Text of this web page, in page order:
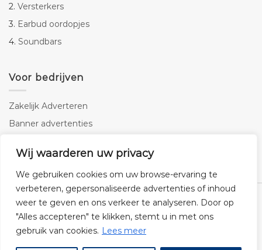
Wij waarderen uw privacy
We gebruiken cookies om uw browse-ervaring te
verbeteren, gepersonaliseerde advertenties of inhoud
weer te geven en ons verkeer te analyseren. Door op
"Alles accepteren" te klikken, stemt u in met ons
gebruik van cookies. Lees meer
2. Versterkers
3. Earbud oordopjes
4. Soundbars
Voor bedrijven
Zakelijk Adverteren
Banner advertenties
SEO copywriting